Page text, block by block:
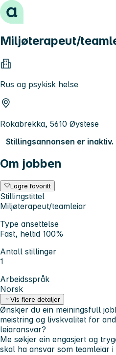
Hopp til innhold
Miljøterapeut/
Rus og psykisk helse
Rokabrekka, 5610 Øystese
Stillingsannonsen er inaktiv.
Om jobben
Lagre favoritt
Stillingstittel
Miljøterapeut/teamleiar
Type ansettelse
Fast, heltid 100%
Antall stillinger
1
Arbeidsspråk
Norsk
Vis flere detaljer
Ønskjer du ein meiningsfull
meistring og livskvalitet for
leiaransvar?
Me søkjer ein engasjert og
skal ha ansvar som teamleiar